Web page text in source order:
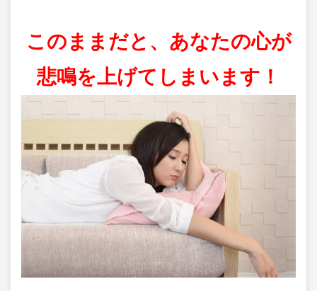
このままだと、あなたの心が
悲鳴を上げてしまいます！